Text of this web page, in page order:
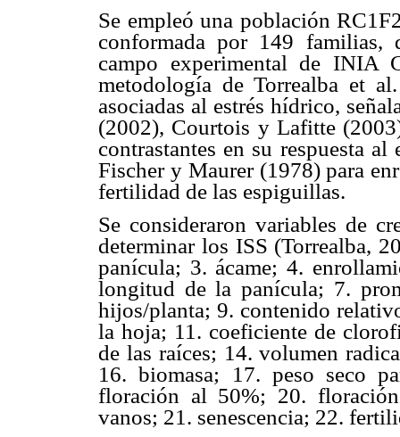
Se empleó una población
conformada por 149 familias,
campo experimental de INIA
metodología de Torrealba et
asociadas al estrés hídrico,
(2002), Courtois y Lafitte
contrastantes en su respuesta
Fischer y Maurer (1978) para
fertilidad de las espiguillas.
Se consideraron variables de
determinar los ISS (Torrealba,
panícula; 3. ácame; 4.
longitud de la panícula; 7.
hijos/planta; 9. contenido
la hoja; 11. coeficiente de
de las raíces; 14. volumen
16. biomasa; 17. peso seco
floración al 50%; 20.
vanos; 21. senescencia; 22.